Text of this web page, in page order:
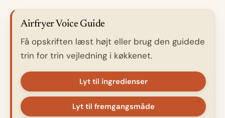
Airfryer Voice Guide
Få opskriften læst højt eller brug den guidede
trin for trin vejledning i køkkenet.
Lyt til ingredienser
Lyt til fremgangsmåde